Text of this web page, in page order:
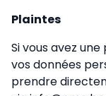
Plaintes
Si vous avez
vos données
prendre